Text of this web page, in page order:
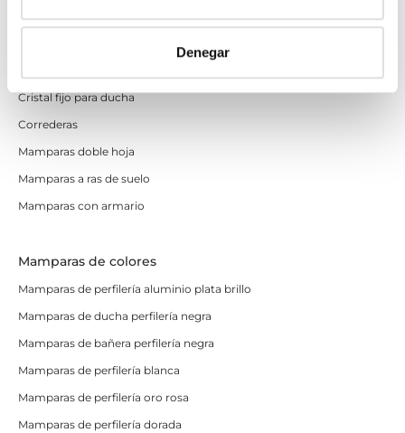
Denegar
Correderas sin perfiles
Cristal fijo para ducha
Correderas
Mamparas doble hoja
Mamparas a ras de suelo
Mamparas con armario
Mamparas de colores
Mamparas de perfilería aluminio plata brillo
Mamparas de ducha perfilería negra
Mamparas de bañera perfilería negra
Mamparas de perfilería blanca
Mamparas de perfilería oro rosa
Mamparas de perfilería dorada